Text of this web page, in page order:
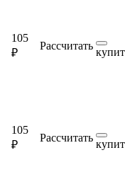
105
₽
Рассчитать
105
₽
Рассчитать